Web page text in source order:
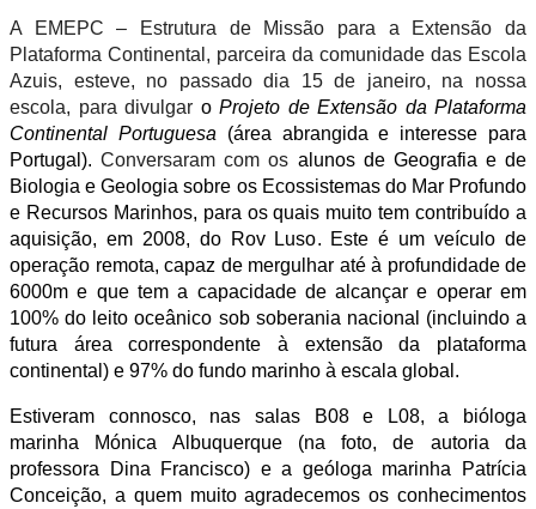
A EMEPC – Estrutura de Missão para a Extensão da
Plataforma Continental, parceira da comunidade das Escola
Azuis, esteve, no passado dia 15 de janeiro, na nossa
escola, para divulgar o Projeto de Extensão da Plataforma
Continental Portuguesa (área abrangida e interesse para
Portugal).Conversaram com os alunos de Geografia e de
Biologia e Geologia sobre os Ecossistemas do Mar Profundo
e Recursos Marinhos, para os quais muito tem contribuído a
aquisição, em 2008, do Rov Luso. Este é umveículo de
operação remota, capaz de mergulhar até à profundidade de
6000m e que tem a capacidade de alcançar e operar em
100% do leito oceânico sob soberania nacional (incluindo a
futura área correspondente à extensão da plataforma
continental) e 97% do fundo marinho à escala global.
Estiveram connosco, nas salas B08 e L08, a bióloga
marinha Mónica Albuquerque (na foto, de autoria da
professora Dina Francisco) e a geóloga marinha Patrícia
Conceição, a quem muito agradecemos os conhecimentos